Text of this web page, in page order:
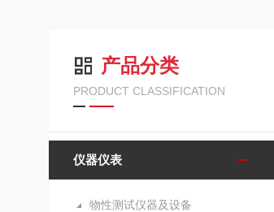
产品分类
PRODUCT CLASSIFICATION
仪器仪表
物性测试仪器及设备